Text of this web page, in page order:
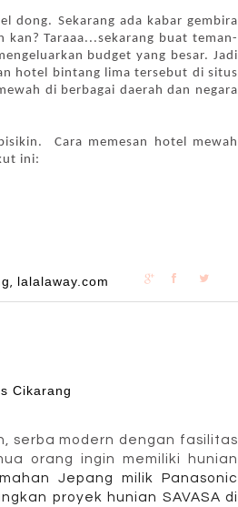
dong. Sekarang ada kabar gembira
Taraaa...sekarang buat teman-
budget yang besar. Jadi
hotel bintang lima tersebut di situs
di berbagai daerah dan negara
Cara memesan hotel mewah
ini:
, lalalaway.com
Cikarang
serba modern dengan fasilitas
orang ingin memiliki hunian
Jepang milik Panasonic
proyek hunian SAVASA di